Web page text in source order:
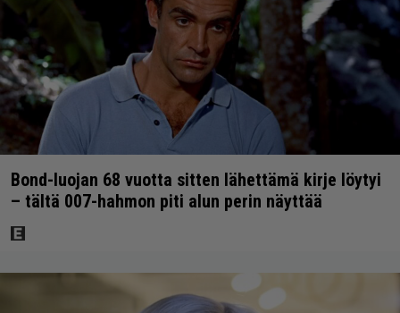
Bond-luojan 68 vuotta sitten lähettämä kirje löytyi
– tältä 007-hahmon piti alun perin näyttää